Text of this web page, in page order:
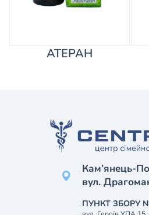
АТЕРАН
Кам’янець-
вул.
ПУНКТ ЗБОРУ